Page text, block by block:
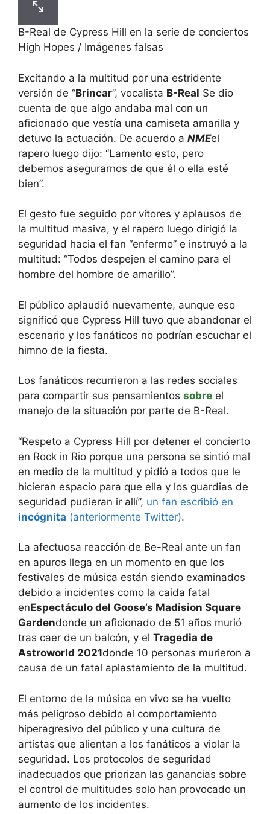
B-Real de Cypress Hill en la serie de conciertos
High Hopes / Imágenes falsas
Excitando a la multitud por una estridente
versión de “Brincar”, vocalista B-Real Se dio
cuenta de que algo andaba mal con un
aficionado que vestía una camiseta amarilla y
detuvo la actuación. De acuerdo a NMEel
rapero luego dijo: “Lamento esto, pero
debemos asegurarnos de que él o ella esté
bien”.
El gesto fue seguido por vítores y aplausos de
la multitud masiva, y el rapero luego dirigió la
seguridad hacia el fan “enfermo” e instruyó a la
multitud: “Todos despejen el camino para el
hombre del hombre de amarillo”.
El público aplaudió nuevamente, aunque eso
significó que Cypress Hill tuvo que abandonar el
escenario y los fanáticos no podrían escuchar el
himno de la fiesta.
Los fanáticos recurrieron a las redes sociales
para compartir sus pensamientos sobre el
manejo de la situación por parte de B-Real.
“Respeto a Cypress Hill por detener el concierto
en Rock in Rio porque una persona se sintió mal
en medio de la multitud y pidió a todos que le
hicieran espacio para que ella y los guardias de
seguridad pudieran ir allí”, un fan escribió en
incógnita (anteriormente Twitter).
La afectuosa reacción de Be-Real ante un fan
en apuros llega en un momento en que los
festivales de música están siendo examinados
debido a incidentes como la caída fatal
enEspectáculo del Goose’s Madision Square
Gardendonde un aficionado de 51 años murió
tras caer de un balcón, y el Tragedia de
Astroworld 2021donde 10 personas murieron a
causa de un fatal aplastamiento de la multitud.
El entorno de la música en vivo se ha vuelto
más peligroso debido al comportamiento
hiperagresivo del público y una cultura de
artistas que alientan a los fanáticos a violar la
seguridad. Los protocolos de seguridad
inadecuados que priorizan las ganancias sobre
el control de multitudes solo han provocado un
aumento de los incidentes.